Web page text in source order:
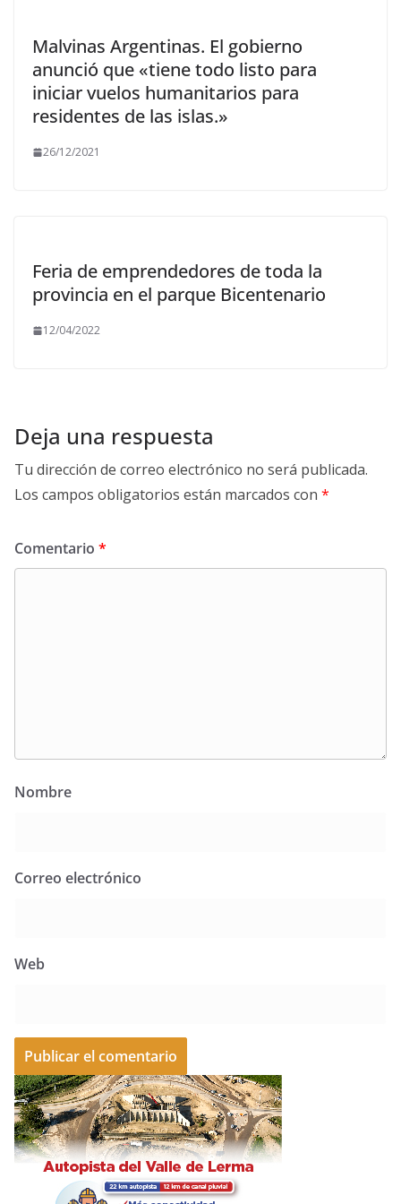
Malvinas Argentinas. El gobierno
anunció que «tiene todo listo para
iniciar vuelos humanitarios para
residentes de las islas.»
26/12/2021
Feria de emprendedores de toda la
provincia en el parque Bicentenario
12/04/2022
Deja una respuesta
Tu dirección de correo electrónico no será publicada.
Los campos obligatorios están marcados con *
Comentario *
Nombre
Correo electrónico
Web
A
l
t
e